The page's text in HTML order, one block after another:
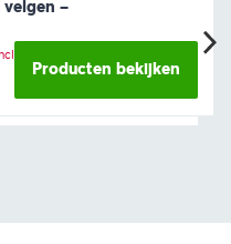
–
BTW
Producten bekijken